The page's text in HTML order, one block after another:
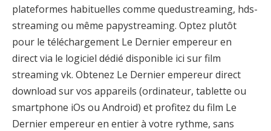
plateformes habituelles comme quedustreaming, hds-
streaming ou même papystreaming. Optez plutôt
pour le téléchargement Le Dernier empereur en
direct via le logiciel dédié disponible ici sur film
streaming vk. Obtenez Le Dernier empereur direct
download sur vos appareils (ordinateur, tablette ou
smartphone iOs ou Android) et profitez du film Le
Dernier empereur en entier à votre rythme, sans